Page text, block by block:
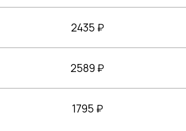
2435 ₽
2589 ₽
1795 ₽